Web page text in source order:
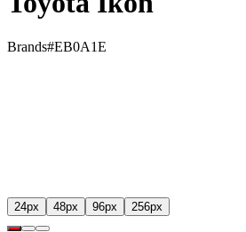
Brands#EB0A1E
24px 48px 96px 256px